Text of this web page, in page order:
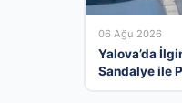
06 Ağu 2026
Yalova’da
Sandalye ile